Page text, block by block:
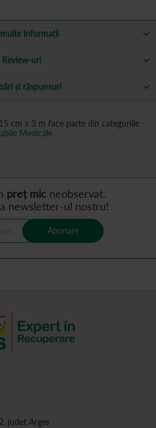
informații
Review-uri
și răspunsuri
cm x 3 m face parte din categoriile
Medicale
preț mic neobservat.
newsletter-ul nostru!
Abonare
judet Arges